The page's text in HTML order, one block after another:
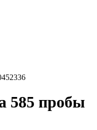
585 пробы